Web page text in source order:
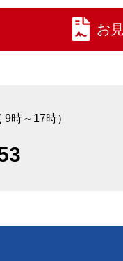
お
時～17時）